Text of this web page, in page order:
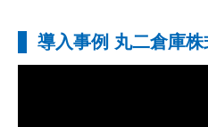
導入事例 丸二倉庫株